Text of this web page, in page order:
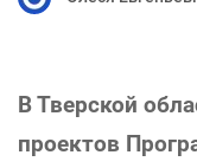
В Тверской
проектов